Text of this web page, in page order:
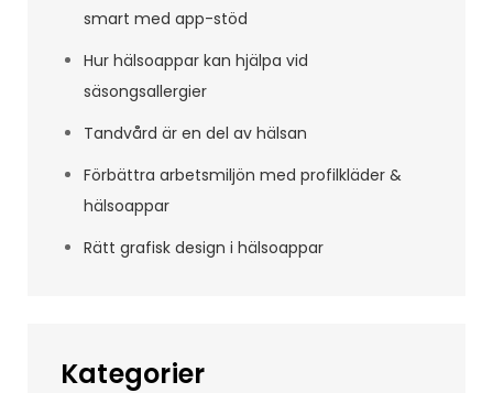
smart med app-stöd
Hur hälsoappar kan hjälpa vid
säsongsallergier
Tandvård är en del av hälsan
Förbättra arbetsmiljön med profilkläder &
hälsoappar
Rätt grafisk design i hälsoappar
Kategorier